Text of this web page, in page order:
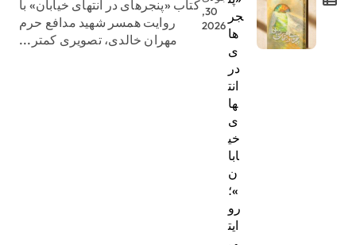
جر
ها
ی
در
انت
ها
ی
خی
ابا
ن
»؛
رو
ایت
30,
2026
کتاب «پنجرهای در انتهای خیابان» با
روایت همسر شهید مدافع حرم
مهران خالدی، تصویری کمتر...